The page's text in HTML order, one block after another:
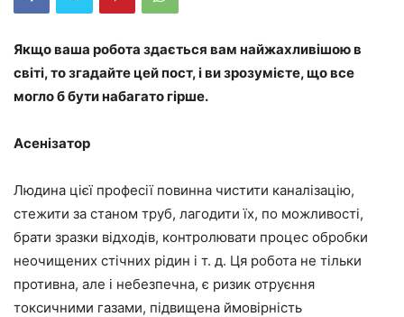
Якщо ваша робота здається вам найжахливішою в
світі, то згадайте цей пост, і ви зрозумієте, що все
могло б бути набагато гірше.
Асенізатор
Людина цієї професії повинна чистити каналізацію,
стежити за станом труб, лагодити їх, по можливості,
брати зразки відходів, контролювати процес обробки
неочищених стічних рідин і т. д. Ця робота не тільки
противна, але і небезпечна, є ризик отруєння
токсичними газами, підвищена ймовірність